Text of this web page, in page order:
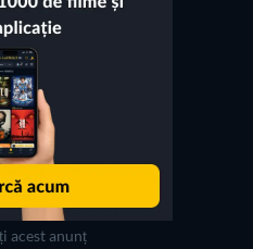
acest anunț